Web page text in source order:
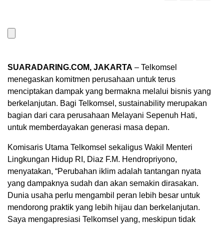
SUARADARING.COM, JAKARTA – Telkomsel
menegaskan komitmen perusahaan untuk terus
menciptakan dampak yang bermakna melalui bisnis yang
berkelanjutan. Bagi Telkomsel, sustainability merupakan
bagian dari cara perusahaan Melayani Sepenuh Hati,
untuk memberdayakan generasi masa depan.
Komisaris Utama Telkomsel sekaligus Wakil Menteri
Lingkungan Hidup RI, Diaz F.M. Hendropriyono,
menyatakan, “Perubahan iklim adalah tantangan nyata
yang dampaknya sudah dan akan semakin dirasakan.
Dunia usaha perlu mengambil peran lebih besar untuk
mendorong praktik yang lebih hijau dan berkelanjutan.
Saya mengapresiasi Telkomsel yang, meskipun tidak